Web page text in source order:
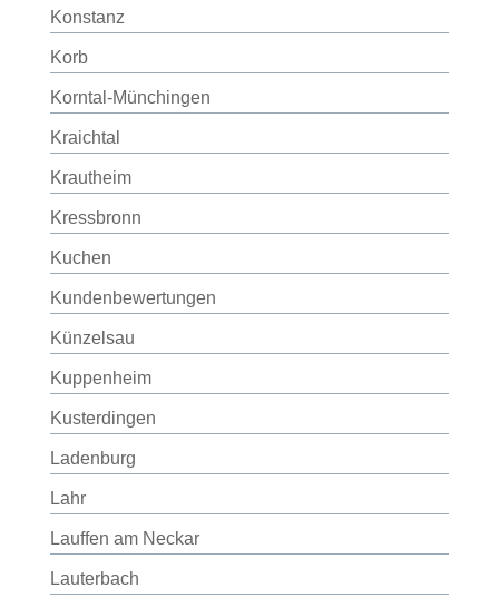
Konstanz
Korb
Korntal-Münchingen
Kraichtal
Krautheim
Kressbronn
Kuchen
Kundenbewertungen
Künzelsau
Kuppenheim
Kusterdingen
Ladenburg
Lahr
Lauffen am Neckar
Lauterbach